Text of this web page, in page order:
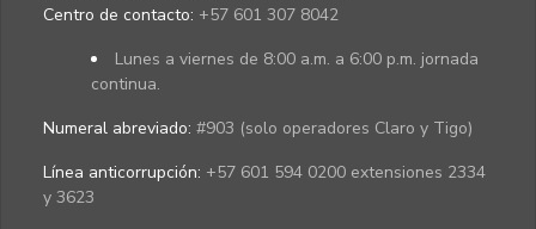
Centro de contacto: +57 601 307 8042
Lunes a viernes de 8:00 a.m. a 6:00 p.m. jornada
continua.
Numeral abreviado: #903 (solo operadores Claro y Tigo)
Línea anticorrupción: +57 601 594 0200 extensiones 2334
y 3623